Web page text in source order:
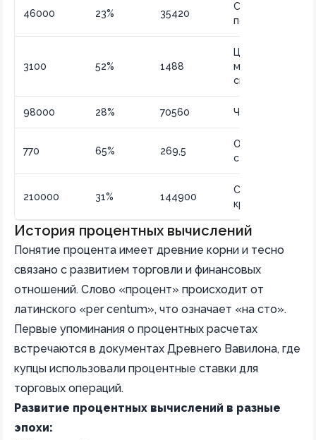
46000 23% 35420
Сумма к
получению
3100 52% 1488
Цена после
максимальной
скидки
98000 28% 70560 Чистая выручка
770 65% 269,5
Остаточная
стоимость
210000 31% 144900
Сумма после
крупного вычета
История процентных вычислений
Понятие процента имеет древние корни и тесно
связано с развитием торговли и финансовых
отношений. Слово «процент» происходит от
латинского «per centum», что означает «на сто».
Первые упоминания о процентных расчетах
встречаются в документах Древнего Вавилона, где
купцы использовали процентные ставки для
торговых операций.
Развитие процентных вычислений в разные
эпохи: